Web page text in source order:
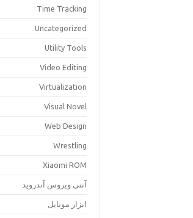
Time Tracking
Uncategorized
Utility Tools
Video Editing
Virtualization
Visual Novel
Web Design
Wrestling
Xiaomi ROM
آنتی ویروس آندروید
ابزار موبایل